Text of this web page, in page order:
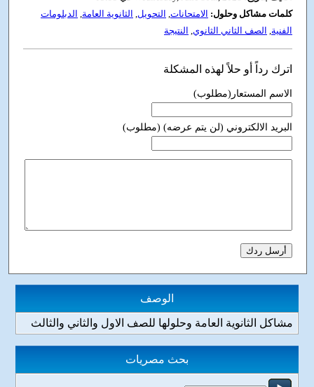
كلمات مشاكل وحلول: الامتحانات, التحويل, الثانوية العامة, الدبلومات
الفنية, الصف الثاني الثانوي, النتيجة
اترك رداً أو حلاً لهذه المشكلة
الاسم المستعار(مطلوب)
البريد الالكتروني (لن يتم عرضه) (مطلوب)
الوصف
مشاكل الثانوية العامة وحلولها للصف الاول والثاني والثالث
بحث مصريات